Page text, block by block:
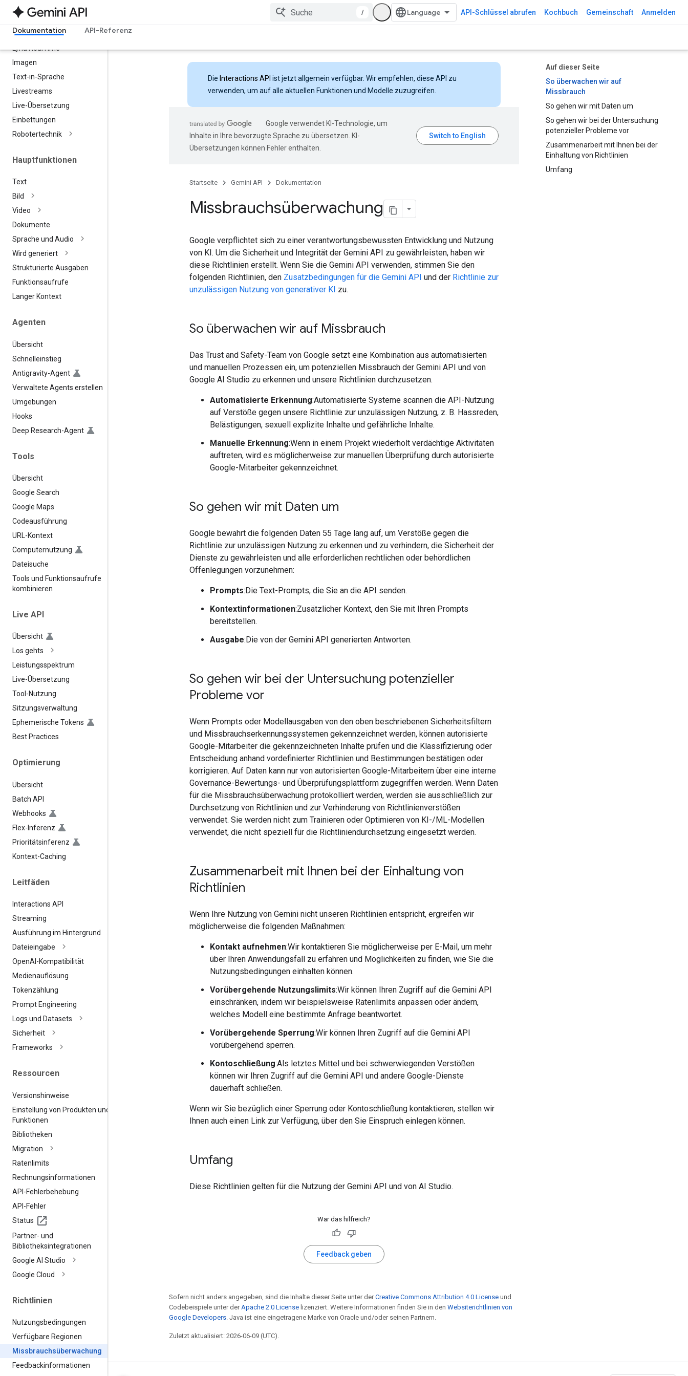
/ API-Schlüssel abrufen Kochbuch Gemeinschaft Anmelden
Dokumentation API-Referenz
Veo
Gemini Omni Flash
Lyria 3
Lyria RealTime
Imagen
Text-in-Sprache
Livestreams
Live-Übersetzung
Einbettungen
Robotertechnik
Hauptfunktionen
Text
Bild
Video
Dokumente
Sprache und Audio
Wird generiert
Strukturierte Ausgaben
Funktionsaufrufe
Langer Kontext
Agenten
Übersicht
Schnelleinstieg
Antigravity-Agent
Verwaltete Agents erstellen
Umgebungen
Hooks
Deep Research-Agent
Tools
Übersicht
Google Search
Google Maps
Codeausführung
URL-Kontext
Computernutzung
Dateisuche
Tools und Funktionsaufrufe
kombinieren
Live API
Übersicht
Los gehts
Leistungsspektrum
Live-Übersetzung
Tool-Nutzung
Sitzungsverwaltung
Ephemerische Tokens
Best Practices
Optimierung
Übersicht
Batch API
Webhooks
Flex-Inferenz
Prioritätsinferenz
Kontext-Caching
Leitfäden
Interactions API
Streaming
Ausführung im Hintergrund
Dateieingabe
OpenAI-Kompatibilität
Medienauflösung
Tokenzählung
Prompt Engineering
Logs und Datasets
Sicherheit
Frameworks
Ressourcen
Versionshinweise
Einstellung von Produkten und
Funktionen
Bibliotheken
Migration
Ratenlimits
Rechnungsinformationen
API-Fehlerbehebung
API-Fehler
Status
Partner- und
Bibliotheksintegrationen
Google AI Studio
Google Cloud
Richtlinien
Nutzungsbedingungen
Verfügbare Regionen
Missbrauchsüberwachung
Feedbackinformationen
Auf dieser Seite
So überwachen wir auf
Missbrauch
So gehen wir mit Daten um
So gehen wir bei der Untersuchung
potenzieller Probleme vor
Zusammenarbeit mit Ihnen bei der
Einhaltung von Richtlinien
Umfang
Die Interactions API ist jetzt allgemein verfügbar. Wir empfehlen, diese API zu
verwenden, um auf alle aktuellen Funktionen und Modelle zuzugreifen.
Google verwendet KI-Technologie, um
Inhalte in Ihre bevorzugte Sprache zu übersetzen. KI-
Übersetzungen können Fehler enthalten.
Startseite Gemini API Dokumentation
Missbrauchsüberwachung
Google verpflichtet sich zu einer verantwortungsbewussten Entwicklung und Nutzung
von KI. Um die Sicherheit und Integrität der Gemini API zu gewährleisten, haben wir
diese Richtlinien erstellt. Wenn Sie die Gemini API verwenden, stimmen Sie den
folgenden Richtlinien, den Zusatzbedingungen für die Gemini API und der Richtlinie zur
unzulässigen Nutzung von generativer KI zu.
So überwachen wir auf Missbrauch
Das Trust and Safety-Team von Google setzt eine Kombination aus automatisierten
und manuellen Prozessen ein, um potenziellen Missbrauch der Gemini API und von
Google AI Studio zu erkennen und unsere Richtlinien durchzusetzen.
Automatisierte Erkennung:Automatisierte Systeme scannen die API-Nutzung
auf Verstöße gegen unsere Richtlinie zur unzulässigen Nutzung, z. B. Hassreden,
Belästigungen, sexuell explizite Inhalte und gefährliche Inhalte.
Manuelle Erkennung:Wenn in einem Projekt wiederholt verdächtige Aktivitäten
auftreten, wird es möglicherweise zur manuellen Überprüfung durch autorisierte
Google-Mitarbeiter gekennzeichnet.
So gehen wir mit Daten um
Google bewahrt die folgenden Daten 55 Tage lang auf, um Verstöße gegen die
Richtlinie zur unzulässigen Nutzung zu erkennen und zu verhindern, die Sicherheit der
Dienste zu gewährleisten und alle erforderlichen rechtlichen oder behördlichen
Offenlegungen vorzunehmen:
Prompts:Die Text-Prompts, die Sie an die API senden.
Kontextinformationen:Zusätzlicher Kontext, den Sie mit Ihren Prompts
bereitstellen.
Ausgabe:Die von der Gemini API generierten Antworten.
So gehen wir bei der Untersuchung potenzieller
Probleme vor
Wenn Prompts oder Modellausgaben von den oben beschriebenen Sicherheitsfiltern
und Missbrauchserkennungssystemen gekennzeichnet werden, können autorisierte
Google-Mitarbeiter die gekennzeichneten Inhalte prüfen und die Klassifizierung oder
Entscheidung anhand vordefinierter Richtlinien und Bestimmungen bestätigen oder
korrigieren. Auf Daten kann nur von autorisierten Google-Mitarbeitern über eine interne
Governance-Bewertungs- und Überprüfungsplattform zugegriffen werden. Wenn Daten
für die Missbrauchsüberwachung protokolliert werden, werden sie ausschließlich zur
Durchsetzung von Richtlinien und zur Verhinderung von Richtlinienverstößen
verwendet. Sie werden nicht zum Trainieren oder Optimieren von KI-/ML-Modellen
verwendet, die nicht speziell für die Richtliniendurchsetzung eingesetzt werden.
Zusammenarbeit mit Ihnen bei der Einhaltung von
Richtlinien
Wenn Ihre Nutzung von Gemini nicht unseren Richtlinien entspricht, ergreifen wir
möglicherweise die folgenden Maßnahmen:
Kontakt aufnehmen:Wir kontaktieren Sie möglicherweise per E-Mail, um mehr
über Ihren Anwendungsfall zu erfahren und Möglichkeiten zu finden, wie Sie die
Nutzungsbedingungen einhalten können.
Vorübergehende Nutzungslimits:Wir können Ihren Zugriff auf die Gemini API
einschränken, indem wir beispielsweise Ratenlimits anpassen oder ändern,
welches Modell eine bestimmte Anfrage beantwortet.
Vorübergehende Sperrung:Wir können Ihren Zugriff auf die Gemini API
vorübergehend sperren.
Kontoschließung:Als letztes Mittel und bei schwerwiegenden Verstößen
können wir Ihren Zugriff auf die Gemini API und andere Google-Dienste
dauerhaft schließen.
Wenn wir Sie bezüglich einer Sperrung oder Kontoschließung kontaktieren, stellen wir
Ihnen auch einen Link zur Verfügung, über den Sie Einspruch einlegen können.
Umfang
Diese Richtlinien gelten für die Nutzung der Gemini API und von AI Studio.
War das hilfreich?
Feedback geben
Sofern nicht anders angegeben, sind die Inhalte dieser Seite unter derCreative Commons Attribution 4.0 License und
Codebeispiele unter der Apache 2.0 License lizenziert. Weitere Informationen finden Sie in den Websiterichtlinien von
Google Developers . Java ist eine eingetragene Marke von Oracle und/oder seinen Partnern.
Zuletzt aktualisiert: 2026-06-09 (UTC).